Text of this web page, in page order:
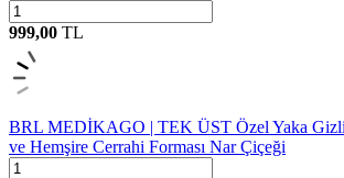
999,00 TL
BRL MEDİKAGO | TEK ÜST Özel Yaka Gizli
ve Hemşire Cerrahi Forması Nar Çiçeği